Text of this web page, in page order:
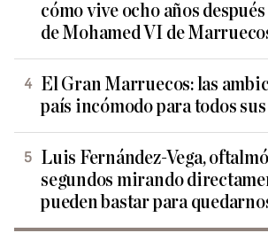
cómo vive ocho años
de Mohamed VI de
El Gran Marruecos: las
país incómodo para todos
Luis Fernández-Vega,
segundos mirando
pueden bastar para